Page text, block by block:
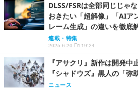
DLSS/FSRは全部同じじゃ
おきたい「超解像」「AIア
レーム生成」の違いを徹底
連載・特集
2025.6.20 Fri 19:24
『アサクリ』新作は開発
『シャドウズ』黒人の「弥
ニュース